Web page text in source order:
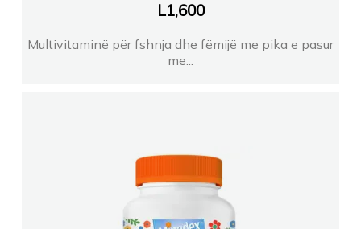
L1,600
Multivitaminë për fshnja dhe fëmijë me pika e pasur
me...